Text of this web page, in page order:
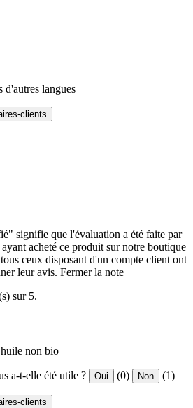
d'autres langues
clients
signifie que l'évaluation a été faite par
acheté ce produit sur notre boutique
ceux disposant d'un compte client ont
leur avis. Fermer la note
sur 5.
non bio
a-t-elle été utile ? Oui (0) Non (1)
clients